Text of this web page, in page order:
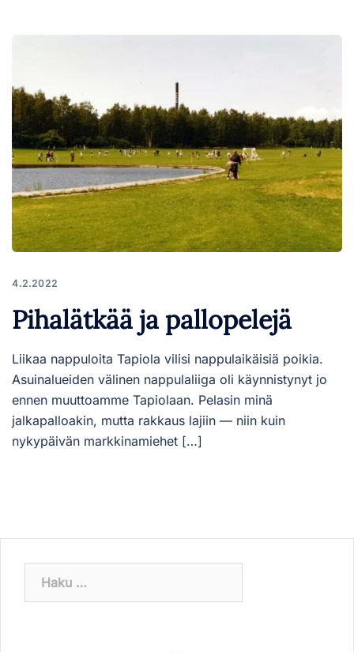
4.2.2022
Pihalätkää ja pallopelejä
Liikaa nappuloita Tapiola vilisi nappulaikäisiä poikia.
Asuinalueiden välinen nappulaliiga oli käynnistynyt jo
ennen muuttoamme Tapiolaan. Pelasin minä
jalkapalloakin, mutta rakkaus lajiin — niin kuin
nykypäivän markkinamiehet […]